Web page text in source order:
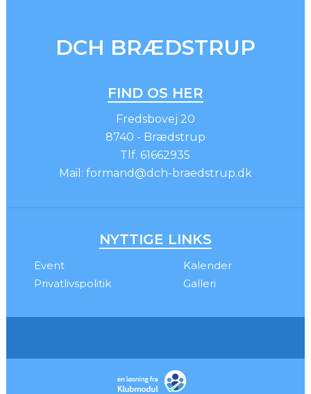
INSTAGRAM
DCH BRÆDSTRUP
FIND OS HER
Fredsbovej 20
8740 - Brædstrup
Tlf. 61662935
Mail: formand@dch-braedstrup.dk
NYTTIGE LINKS
Event
Kalender
Privatlivspolitik
Galleri